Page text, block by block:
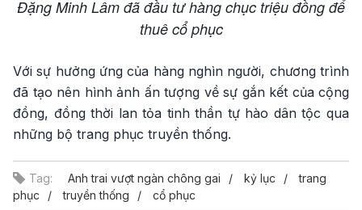
Đặng Minh Lâm đã đầu tư hàng chục triệu đồng để
thuê cổ phục
Với sự hưởng ứng của hàng nghìn người, chương trình
đã tạo nên hình ảnh ấn tượng về sự gắn kết của cộng
đồng, đồng thời lan tỏa tinh thần tự hào dân tộc qua
những bộ trang phục truyền thống.
Tag: Anh trai vượt ngàn chông gai kỷ lục
trang
phục
truyền thống cổ phục